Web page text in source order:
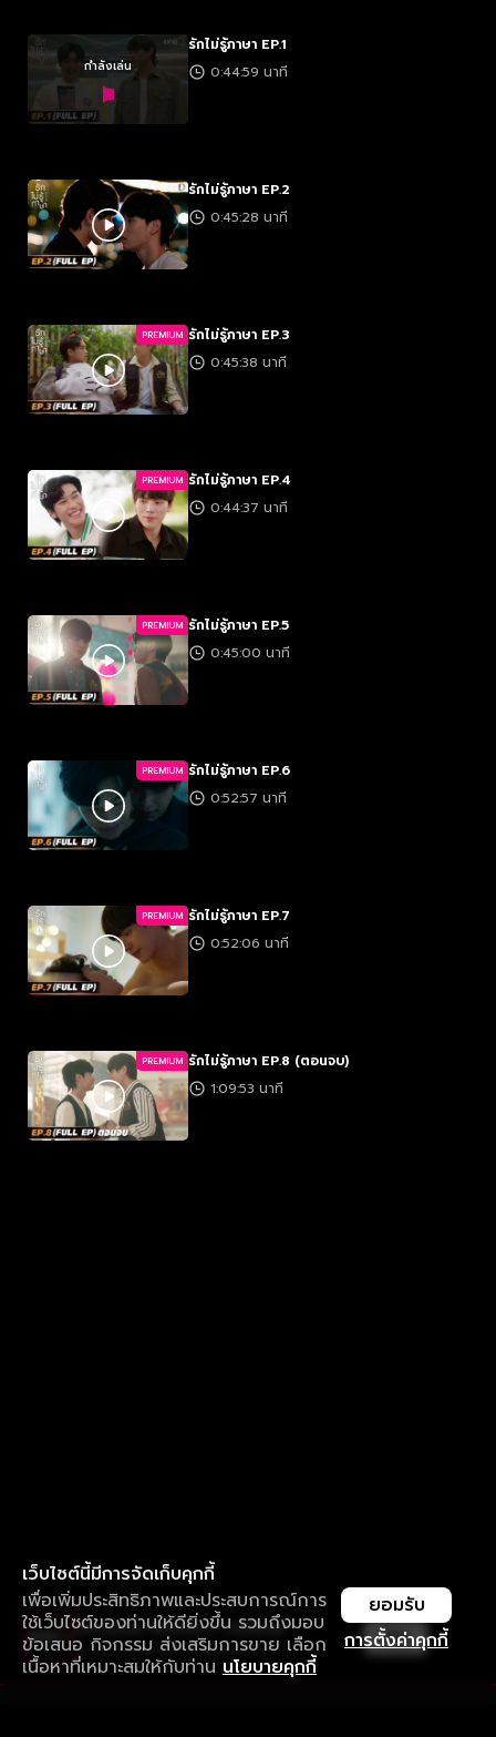
กำลังเล่น
รักไม่รู้ภาษา EP.1
0:44:59 นาที
รักไม่รู้ภาษา EP.2
0:45:28 นาที
PREMIUM รักไม่รู้ภาษา EP.3
0:45:38 นาที
PREMIUM รักไม่รู้ภาษา EP.4
0:44:37 นาที
PREMIUM รักไม่รู้ภาษา EP.5
0:45:00 นาที
PREMIUM รักไม่รู้ภาษา EP.6
0:52:57 นาที
PREMIUM รักไม่รู้ภาษา EP.7
0:52:06 นาที
PREMIUM รักไม่รู้ภาษา EP.8 (ตอนจบ)
1:09:53 นาที
เว็บไซต์นี้มีการจัดเก็บคุกกี้
เพื่อเพิ่มประสิทธิภาพและประสบการณ์การ
ใช้เว็บไซต์ของท่านให้ดียิ่งขึ้น รวมถึงมอบ
ข้อเสนอ กิจกรรม ส่งเสริมการขาย เลือก
เนื้อหาที่เหมาะสมให้กับท่าน นโยบายคุกกี้
การตั้งค่าคุกกี้
ยอมรับ
ใช้งานแอป ลื่นไหลกว่า ไม่มีสะดุด
ดาวน์โหลดแอปเพื่อการรับชมที่ดีกว่า เปิด